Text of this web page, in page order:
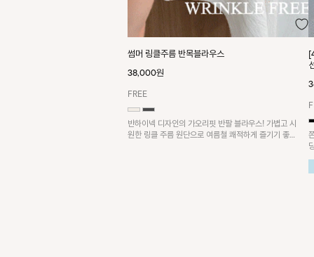
썸머 링클주름 반목블라우스
38,000원
FREE
반하이넥 디자인의 가오리핏 반팔 블라우스! 가볍고 시
원한 링클 주름 원단으로 여름철 쾌적하게 즐기기 좋은